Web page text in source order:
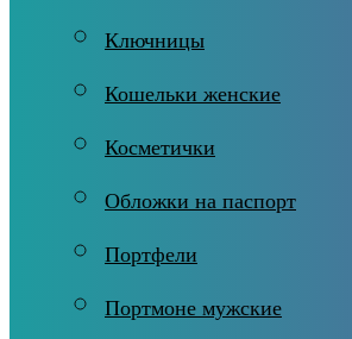
Ключницы
Кошельки женские
Косметички
Обложки на паспорт
Портфели
Портмоне мужские